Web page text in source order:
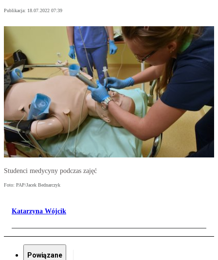
Publikacja: 18.07.2022 07:39
Studenci medycyny podczas zajęć
Foto: PAP/Jacek Bednarczyk
Katarzyna Wójcik
Powiązane